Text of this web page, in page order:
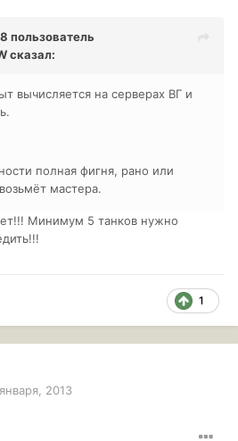
пользователь
сказал:
вычисляется на серверах ВГ и
полная фигня, рано или
мастера.
Минимум 5 танков нужно
1
2013